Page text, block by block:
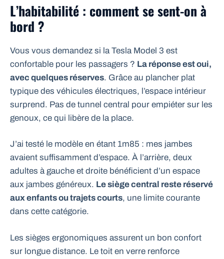
L’habitabilité : comment se sent-on à
bord ?
Vous vous demandez si la Tesla Model 3 est
confortable pour les passagers ? La réponse est oui,
avec quelques réserves. Grâce au plancher plat
typique des véhicules électriques, l’espace intérieur
surprend. Pas de tunnel central pour empiéter sur les
genoux, ce qui libère de la place.
J’ai testé le modèle en étant 1m85 : mes jambes
avaient suffisamment d’espace. À l’arrière, deux
adultes à gauche et droite bénéficient d’un espace
aux jambes généreux. Le siège central reste réservé
aux enfants ou trajets courts, une limite courante
dans cette catégorie.
Les sièges ergonomiques assurent un bon confort
sur longue distance. Le toit en verre renforce